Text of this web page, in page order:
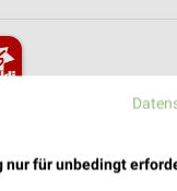
& Angebote
mit der kostenlosen
nur für unbedingt